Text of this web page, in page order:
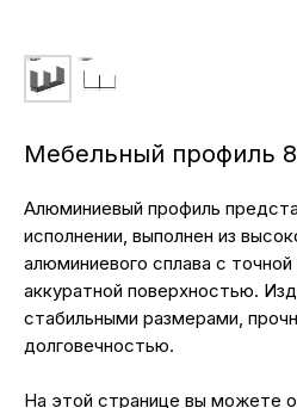
Мебельный профиль
Алюминиевый профиль
исполнении, выполнен из
алюминиевого сплава с
аккуратной поверхностью.
стабильными размерами,
долговечностью.
На этой странице вы можете